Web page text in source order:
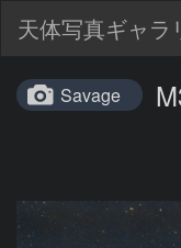
天体写真ギャラ
Savage